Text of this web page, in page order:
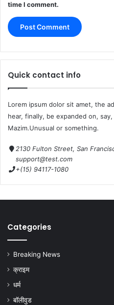
time I comment.
Quick contact info
Lorem ipsum dolor sit amet, the
hear, finally, be expanded on,
Mazim.Unusual or something.
2130 Fulton Street, San
support@test.com
+(15) 94117-1080
Categories
Breaking News
क्राइम
धर्म
बॉलीवुड